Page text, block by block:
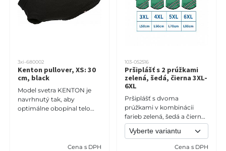
3xi-680002
Kenton pullover, XS: 30
cm, black
Model svetra KENTON je
navrhnutý tak, aby
optimálne obopínal telo
Cena s DPH
103-052516
Pršiplášť s 2 prúžkami
zelená, šedá, čierna 3XL-
6XL
Pršiplášť s dvoma
prúžkami v kombinácii
farieb zelená, šedá a čierna
je praktický a štýlový
doplnok do nepriaznivého
počasia, vhodný najmä pre
Cena s DPH